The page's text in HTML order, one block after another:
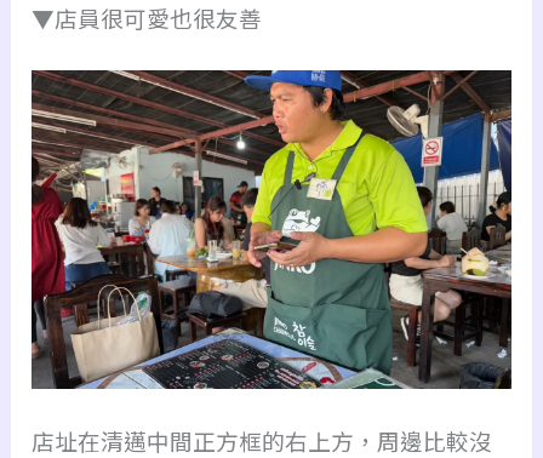
▼店員很可愛也很友善
店址在清邁中間正方框的右上方，周邊比較沒